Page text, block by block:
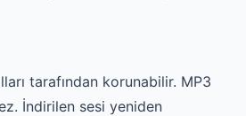
tarafından korunabilir. MP3
İndirilen sesi yeniden